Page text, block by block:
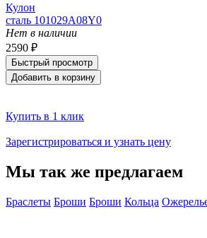
Кулон
сталь 101029A08Y0
Нет в наличии
2590 ₽
Быстрый просмотр
Добавить в корзину
Купить в 1 клик
Зарегистрироваться и узнать цену
Мы так же предлагаем
Браслеты Броши Броши Кольца